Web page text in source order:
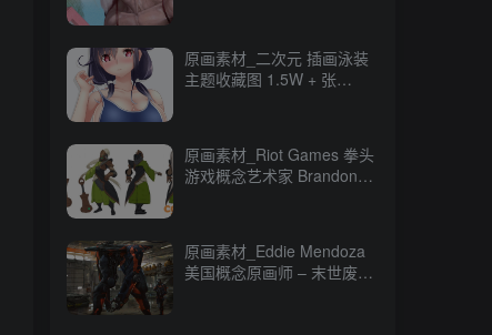
原画素材_二次元 插画泳装
主题收藏图 1.5W + 张
原画素材_Riot Games 拳头
游戏概念艺术家 Brandon
原画素材_Eddie Mendoza
美国概念原画师 – 末世废土